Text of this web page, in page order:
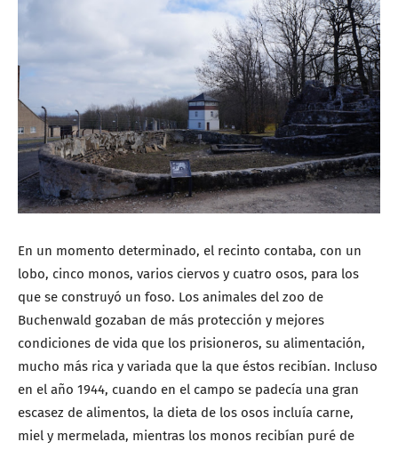
En un momento determinado, el recinto contaba, con un
lobo, cinco monos, varios ciervos y cuatro osos, para los
que se construyó un foso. Los animales del zoo de
Buchenwald gozaban de más protección y mejores
condiciones de vida que los prisioneros, su alimentación,
mucho más rica y variada que la que éstos recibían. Incluso
en el año 1944, cuando en el campo se padecía una gran
escasez de alimentos, la dieta de los osos incluía carne,
miel y mermelada, mientras los monos recibían puré de